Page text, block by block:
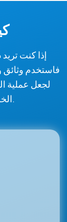
إذا كنت
الخاصة بك أسرع وأكثر سلاسة.